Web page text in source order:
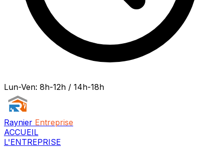
Lun-Ven: 8h-12h / 14h-18h
Raynier Entreprise
ACCUEIL
L'ENTREPRISE